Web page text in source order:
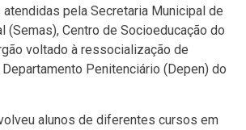
pela Secretaria Municipal de
(Semas), Centro de Socioeducação do
voltado à ressocialização de
Penitenciário (Depen) do
alunos de diferentes cursos em